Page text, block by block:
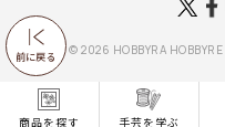
商品を探す 手芸を学ぶ
前に戻る © 2026 HOBBYRA